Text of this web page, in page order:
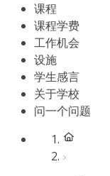
课程
课程学费
工作机会
设施
学生感言
关于学校
问一个问题